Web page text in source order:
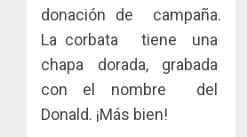
donación de campaña.
La corbata tiene una
chapa dorada, grabada
con el nombre del
Donald. ¡Más bien!